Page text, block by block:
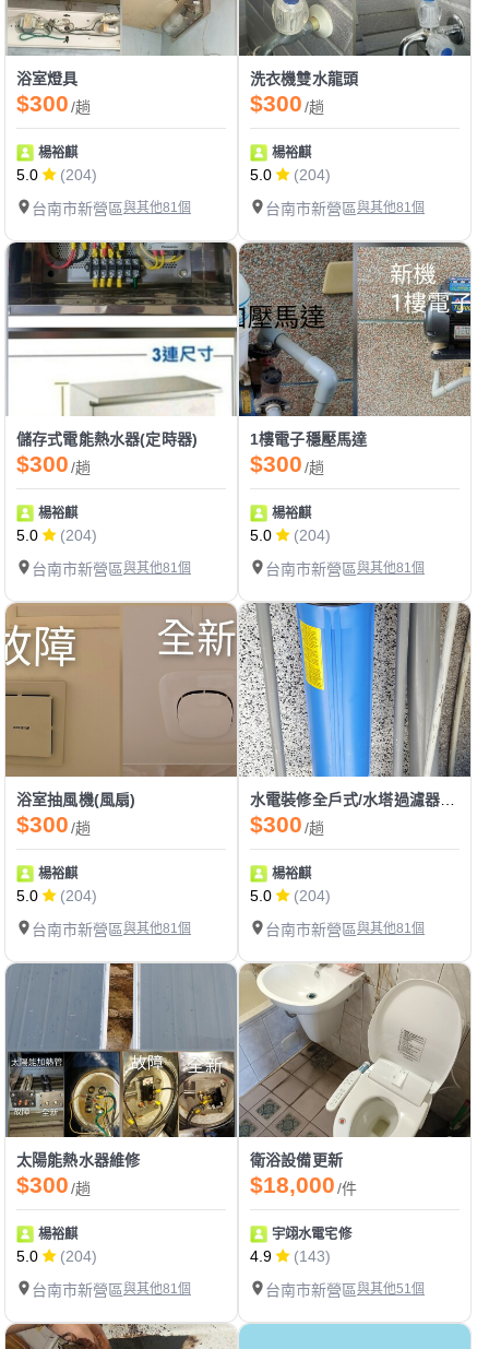
浴室燈具
$300/趟
楊裕麒
5.0
(204)
台南市新營區與其他81個
洗衣機雙水龍頭
$300/趟
楊裕麒
5.0
(204)
台南市新營區與其他81個
儲存式電能熱水器(定時器)
$300/趟
楊裕麒
5.0
(204)
台南市新營區與其他81個
1樓電子穩壓馬達
$300/趟
楊裕麒
5.0
(204)
台南市新營區與其他81個
浴室抽風機(風扇)
$300/趟
楊裕麒
5.0
(204)
台南市新營區與其他81個
水電裝修全戶式/水塔過濾器/淨水器
$300/趟
楊裕麒
5.0
(204)
台南市新營區與其他81個
太陽能熱水器維修
$300/趟
楊裕麒
5.0
(204)
台南市新營區與其他81個
衛浴設備更新
$18,000/件
宇翊水電宅修
4.9
(143)
台南市新營區與其他51個